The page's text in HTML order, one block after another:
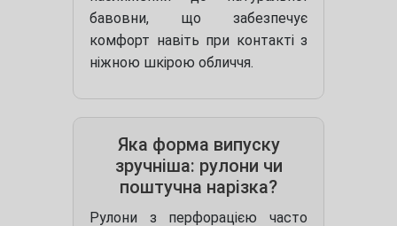
бавовни, що забезпечує
комфорт навіть при контакті з
ніжною шкірою обличчя.
Яка форма випуску
зручніша: рулони чи
поштучна нарізка?
Рулони з перфорацією часто